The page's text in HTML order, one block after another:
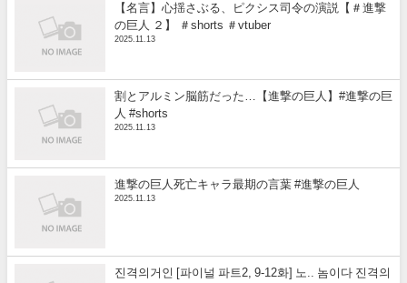
【名言】心揺さぶる、ピクシス司令の演説【＃進撃
の巨人 ２】 ＃shorts ＃vtuber
2025.11.13
割とアルミン脳筋だった…【進撃の巨人】#進撃の巨
人 #shorts
2025.11.13
進撃の巨人死亡キャラ最期の言葉 #進撃の巨人
2025.11.13
진격의거인 [파이널 파트2, 9-12화] 노.. 놈이다 진격의